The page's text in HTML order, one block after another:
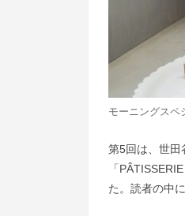
モーニングスペ
第5回は、世田
「
た。読者の中